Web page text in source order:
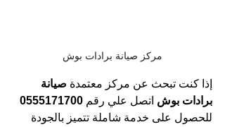
مركز صيانة برادات بوش
إذا كنت تبحث عن مركز معتمدة صيانة
برادات بوش اتصل علي رقم 0555171700
للحصول على خدمة شاملة تتميز بالجودة